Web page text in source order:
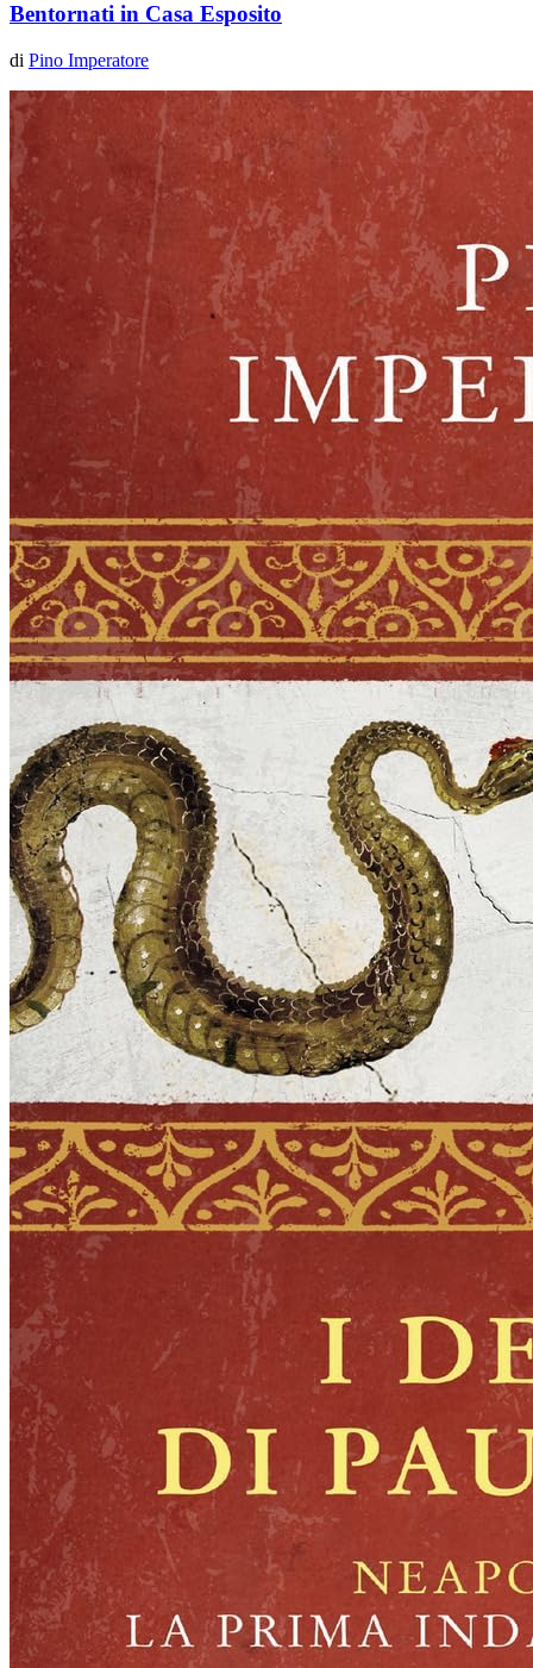
Bentornati in Casa Esposito
di Pino Imperatore